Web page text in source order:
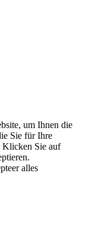
um Ihnen die
Sie für Ihre
Klicken Sie auf
alles